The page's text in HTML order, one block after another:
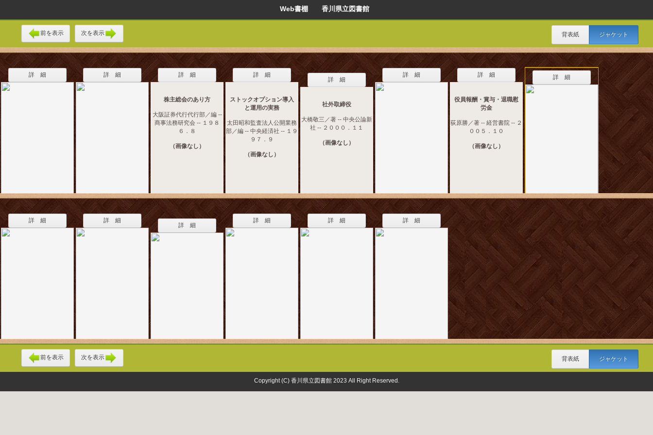
Web書棚 香川県立図書館
前を表示 次を表示 背表紙 ジャケット
詳 細 詳 細 詳 細
株主総会のあり方
大阪証券代行代行部／編 --
商事法務研究会 -- １９８
６．８
（画像なし）
詳 細
ストックオプション導入
と運用の実務
太田昭和監査法人公開業務
部／編 -- 中央経済社 -- １９
９７．９
（画像なし）
詳 細
社外取締役
大橋敬三／著 -- 中央公論新
社 -- ２０００．１１
（画像なし）
詳 細 詳 細
役員報酬・賞与・退職慰
労金
荻原勝／著 -- 経営書院 -- ２
００５．１０
（画像なし）
詳 細
詳 細 詳 細
詳 細
詳 細 詳 細 詳 細
前を表示 次を表示 背表紙 ジャケット
Copyright (C) 香川県立図書館 2023 All Right Reserved.